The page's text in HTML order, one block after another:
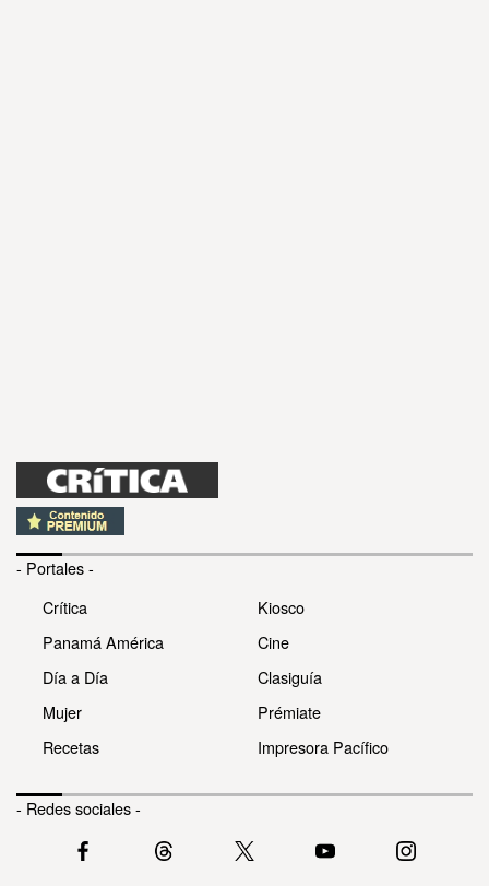
- Portales -
Crítica
Panamá América
Día a Día
Mujer
Recetas
Kiosco
Cine
Clasiguía
Prémiate
Impresora Pacífico
- Redes sociales -